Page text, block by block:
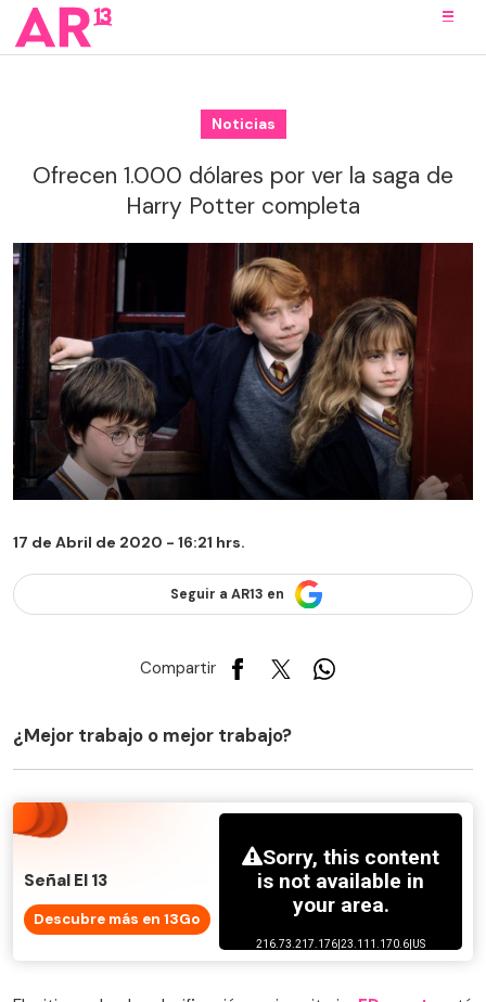
Noticias
Ofrecen 1.000 dólares por ver la saga de
Harry Potter completa
17 de Abril de 2020 - 16:21 hrs.
Seguir a AR13 en
Compartir
¿Mejor trabajo o mejor trabajo?
Señal El 13
Descubre más en 13Go